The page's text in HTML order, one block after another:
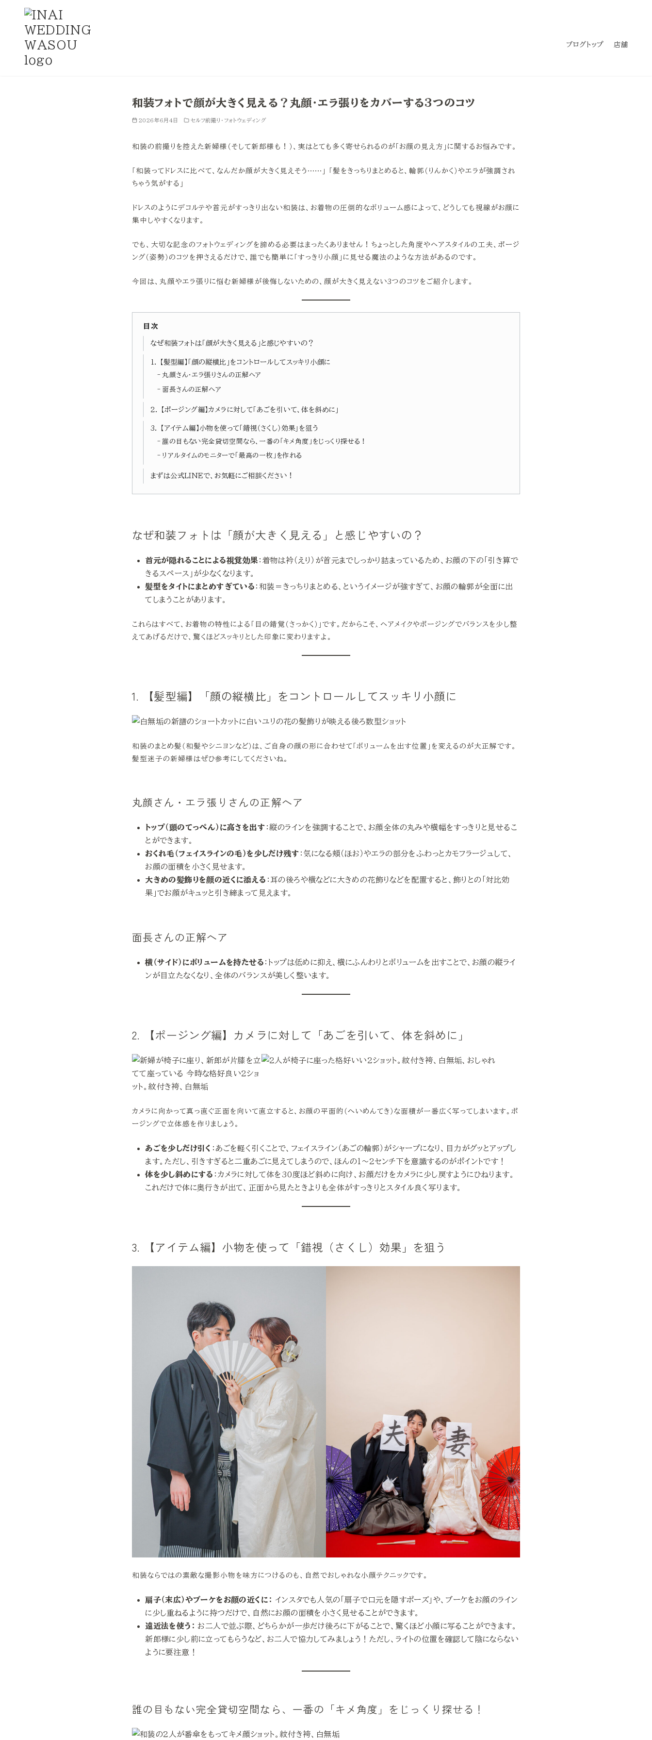
ブログトップ 店舗
和装フォトで顔が大きく見える？丸顔・エラ張りをカバーする3つのコツ
2026年6月4日 セルフ前撮り・フォトウェディング
和装の前撮りを控えた新婦様（そして新郎様も！）、実はとても多く寄せられるのが「お顔の見え方」に関するお悩みです。
「和装ってドレスに比べて、なんだか顔が大きく見えそう……」 「髪をきっちりまとめると、輪郭（りんかく）やエラが強調され
ちゃう気がする」
ドレスのようにデコルテや首元がすっきり出ない和装は、お着物の圧倒的なボリューム感によって、どうしても視線がお顔に
集中しやすくなります。
でも、大切な記念のフォトウェディングを諦める必要はまったくありません！ちょっとした角度やヘアスタイルの工夫、ポージ
ング（姿勢）のコツを押さえるだけで、誰でも簡単に「すっきり小顔」に見せる魔法のような方法があるのです。
今回は、丸顔やエラ張りに悩む新婦様が後悔しないための、顔が大きく見えない3つのコツをご紹介します。
目次
なぜ和装フォトは「顔が大きく見える」と感じやすいの？
1. 【髪型編】「顔の縦横比」をコントロールしてスッキリ小顔に
丸顔さん・エラ張りさんの正解ヘア
面長さんの正解ヘア
2. 【ポージング編】カメラに対して「あごを引いて、体を斜めに」
3. 【アイテム編】小物を使って「錯視（さくし）効果」を狙う
誰の目もない完全貸切空間なら、一番の「キメ角度」をじっくり探せる！
リアルタイムのモニターで「最高の一枚」を作れる
まずは公式LINEで、お気軽にご相談ください！
なぜ和装フォトは「顔が大きく見える」と感じやすいの？
首元が隠れることによる視覚効果 ：着物は衿（えり）が首元までしっかり詰まっているため、お顔の下の「引き算で
きるスペース」が少なくなります。
髪型をタイトにまとめすぎている ：和装＝きっちりまとめる、というイメージが強すぎて、お顔の輪郭が全面に出
てしまうことがあります。
これらはすべて、お着物の特性による「目の錯覚（さっかく）」です。だからこそ、ヘアメイクやポージングでバランスを少し整
えてあげるだけで、驚くほどスッキリとした印象に変わりますよ。
1. 【髪型編】「顔の縦横比」をコントロールしてスッキリ小顔に
和装のまとめ髪（和髪やシニヨンなど）は、ご自身の顔の形に合わせて「ボリュームを出す位置」を変えるのが大正解です。
髪型迷子の新婦様はぜひ参考にしてくださいね。
丸顔さん・エラ張りさんの正解ヘア
トップ（頭のてっぺん）に高さを出す ：縦のラインを強調することで、お顔全体の丸みや横幅をすっきりと見せるこ
とができます。
おくれ毛（フェイスラインの毛）を少しだけ残す ：気になる頬（ほお）やエラの部分をふわっとカモフラージュして、
お顔の面積を小さく見せます。
大きめの髪飾りを顔の近くに添える ：耳の後ろや横などに大きめの花飾りなどを配置すると、飾りとの「対比効
果」でお顔がキュッと引き締まって見えます。
面長さんの正解ヘア
横（サイド）にボリュームを持たせる ：トップは低めに抑え、横にふんわりとボリュームを出すことで、お顔の縦ライ
ンが目立たなくなり、全体のバランスが美しく整います。
2. 【ポージング編】カメラに対して「あごを引いて、体を斜めに」
カメラに向かって真っ直ぐ正面を向いて直立すると、お顔の平面的（へいめんてき）な面積が一番広く写ってしまいます。ポ
ージングで立体感を作りましょう。
あごを少しだけ引く ：あごを軽く引くことで、フェイスライン（あごの輪郭）がシャープになり、目力がグッとアップし
ます。ただし、引きすぎると二重あごに見えてしまうので、ほんの1〜2センチ下を意識するのがポイントです！
体を少し斜めにする ：カメラに対して体を30度ほど斜めに向け、お顔だけをカメラに少し戻すようにひねります。
これだけで体に奥行きが出て、正面から見たときよりも全体がすっきりとスタイル良く写ります。
3. 【アイテム編】小物を使って「錯視（さくし）効果」を狙う
和装ならではの素敵な撮影小物を味方につけるのも、自然でおしゃれな小顔テクニックです。
扇子（末広）やブーケをお顔の近くに： インスタでも人気の「扇子で口元を隠すポーズ」や、ブーケをお顔のライン
に少し重ねるように持つだけで、自然にお顔の面積を小さく見せることができます。
遠近法を使う： お二人で並ぶ際、どちらかが一歩だけ後ろに下がることで、驚くほど小顔に写ることができます。
新郎様に少し前に立ってもらうなど、お二人で協力してみましょう！ただし、ライトの位置を確認して陰にならない
ように要注意！
誰の目もない完全貸切空間なら、一番の「キメ角度」をじっくり探せる！